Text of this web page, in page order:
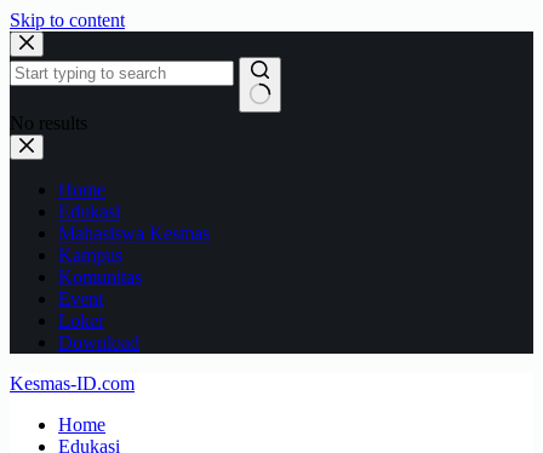
Skip to content
No results
Home
Edukasi
Mahasiswa Kesmas
Kampus
Komunitas
Event
Loker
Download
Kesmas-ID.com
Home
Edukasi